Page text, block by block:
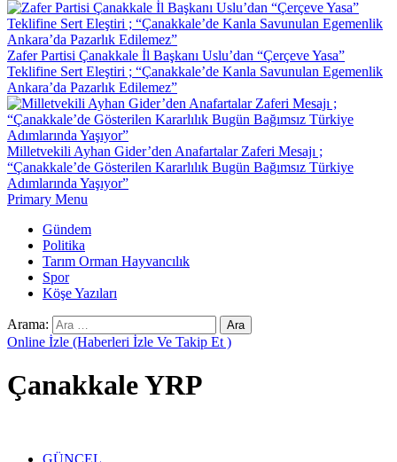
Zafer Partisi Çanakkale İl Başkanı Uslu’dan “Çerçeve Yasa”
Teklifine Sert Eleştiri ; “Çanakkale’de Kanla Savunulan Egemenlik
Ankara’da Pazarlık Edilemez”
Milletvekili Ayhan Gider’den Anafartalar Zaferi Mesajı ;
“Çanakkale’de Gösterilen Kararlılık Bugün Bağımsız Türkiye
Adımlarında Yaşıyor”
Primary Menu
Gündem
Politika
Tarım Orman Hayvancılık
Spor
Köşe Yazıları
Arama:
Online İzle (Haberleri İzle Ve Takip Et )
Çanakkale YRP
GÜNCEL